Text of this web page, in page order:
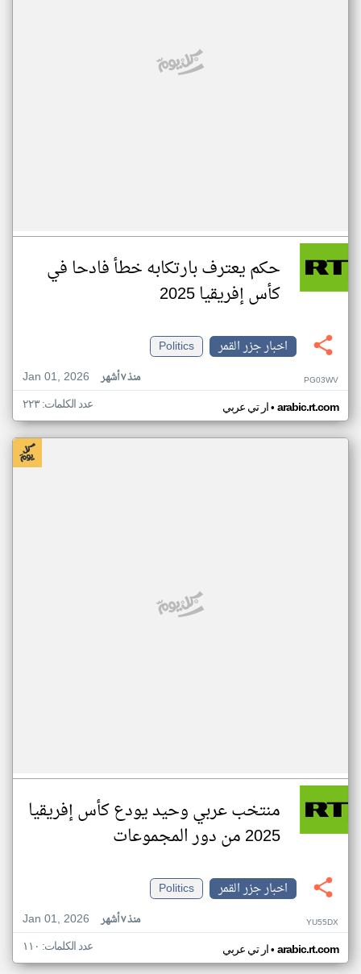
حكم يعترف بارتكابه خطأ فادحا في
كأس إفريقيا 2025
اخبار جزر القمر
Politics
Jan 01, 2026
منذ ٧ أشهر PG03WV
ار تي عربي• arabic.rt.com عدد الكلمات: ٢٢٣
منتخب عربي وحيد يودع كأس إفريقيا
2025 من دور المجموعات
اخبار جزر القمر
Politics
Jan 01, 2026
منذ ٧ أشهر YU55DX
ار تي عربي• arabic.rt.com عدد الكلمات: ١١٠